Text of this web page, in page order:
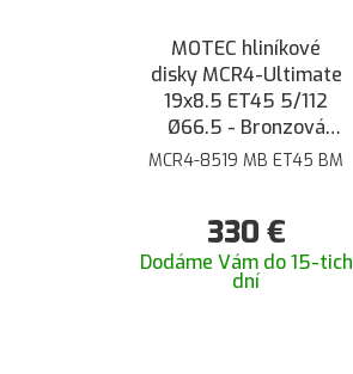
MOTEC hliníkové
disky MCR4-Ultimate
19x8.5 ET45 5/112
Ø66.5 - Bronzová
matná
MCR4-8519 MB ET45 BM
330 €
Dodáme Vám do 15-tich
dní